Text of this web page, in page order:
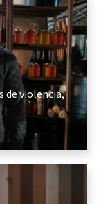
de violencia,